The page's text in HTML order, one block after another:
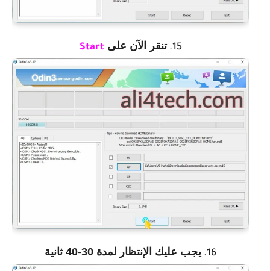
تنقر الآن علىStart
يجب عليك الإنتظار لمدة 30-40 ثانية